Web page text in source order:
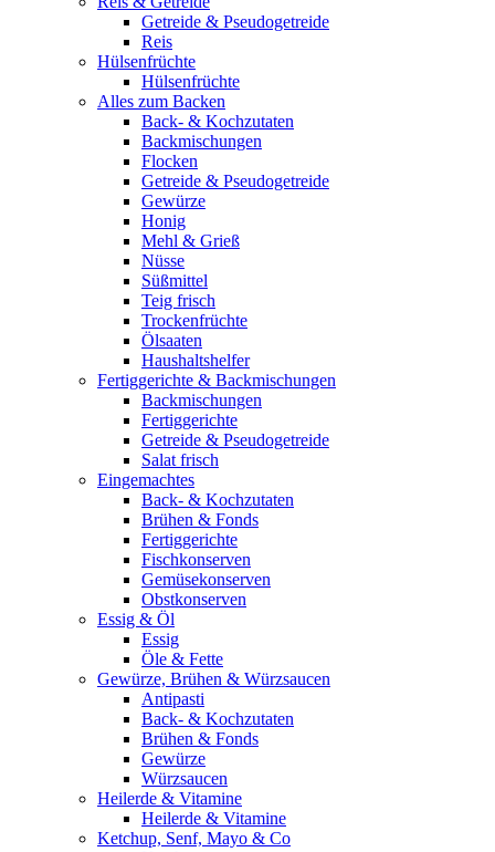
Getreide & Pseudogetreide
Reis
Hülsenfrüchte
Hülsenfrüchte
Alles zum Backen
Back- & Kochzutaten
Backmischungen
Flocken
Getreide & Pseudogetreide
Gewürze
Honig
Mehl & Grieß
Nüsse
Süßmittel
Teig frisch
Trockenfrüchte
Ölsaaten
Haushaltshelfer
Fertiggerichte & Backmischungen
Backmischungen
Fertiggerichte
Getreide & Pseudogetreide
Salat frisch
Eingemachtes
Back- & Kochzutaten
Brühen & Fonds
Fertiggerichte
Fischkonserven
Gemüsekonserven
Obstkonserven
Essig & Öl
Essig
Öle & Fette
Gewürze, Brühen & Würzsaucen
Antipasti
Back- & Kochzutaten
Brühen & Fonds
Gewürze
Würzsaucen
Heilerde & Vitamine
Heilerde & Vitamine
Ketchup, Senf, Mayo & Co